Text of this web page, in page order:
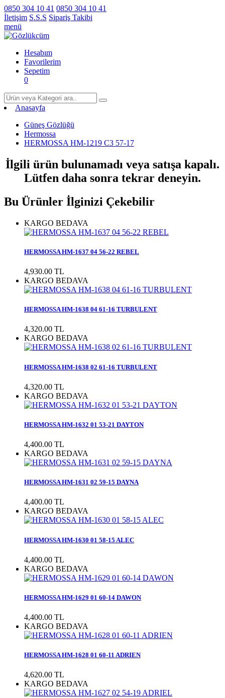
0850 304 10 41 0850 304 10 41
İletişim S.S.S Sipariş Takibi
menü
Hesabım
Favorilerim
Sepetim
0
Anasayfa
Güneş Gözlüğü
Hermossa
HERMOSSA HM-1219 C3 57-17
İlgili ürün bulunamadı veya satışa kapalı.
Lütfen daha sonra tekrar deneyin.
Bu Ürünler İlginizi Çekebilir
KARGO BEDAVA
HERMOSSA HM-1637 04 56-22 REBEL
4,930.00 TL
KARGO BEDAVA
HERMOSSA HM-1638 04 61-16 TURBULENT
4,320.00 TL
KARGO BEDAVA
HERMOSSA HM-1638 02 61-16 TURBULENT
4,320.00 TL
KARGO BEDAVA
HERMOSSA HM-1632 01 53-21 DAYTON
4,400.00 TL
KARGO BEDAVA
HERMOSSA HM-1631 02 59-15 DAYNA
4,400.00 TL
KARGO BEDAVA
HERMOSSA HM-1630 01 58-15 ALEC
4,400.00 TL
KARGO BEDAVA
HERMOSSA HM-1629 01 60-14 DAWON
4,400.00 TL
KARGO BEDAVA
HERMOSSA HM-1628 01 60-11 ADRIEN
4,620.00 TL
KARGO BEDAVA